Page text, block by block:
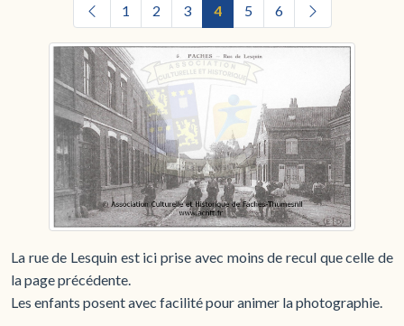
1 2 3 4 5 6
La rue de Lesquin est ici prise avec moins de recul que celle de
la page précédente.
Les enfants posent avec facilité pour animer la photographie.